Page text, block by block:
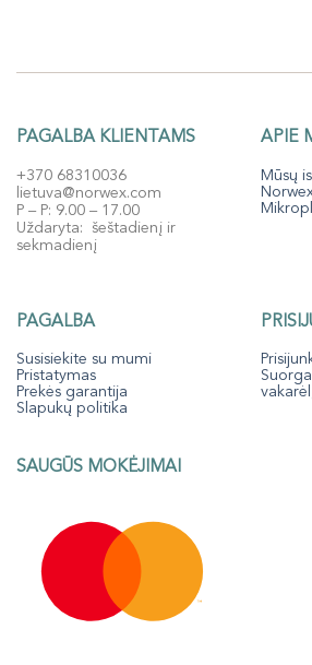
PAGALBA KLIENTAMS
+370 68310036
lietuva@norwex.com
P – P: 9.00 – 17.00
Uždaryta: šeštadienį ir
sekmadienį
APIE
Mūsų
PAGALBA
Susisiekite su mumi
Pristatymas
Prekės garantija
Slapukų politika
SAUGŪS MOKĖJIMAI